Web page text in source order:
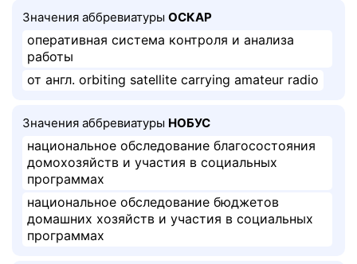
Значения аббревиатуры ОСКАР
оперативная система контроля и анализа
работы
от англ. orbiting satellite carrying amateur radio
Значения аббревиатуры НОБУС
национальное обследование благосостояния
домохозяйств и участия в социальных
программах
национальное обследование бюджетов
домашних хозяйств и участия в социальных
программах